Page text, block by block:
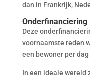
dan in Frankrijk,
Onderfinanciering
Deze
voornaamste reden
een bewoner per
In een ideale wereld